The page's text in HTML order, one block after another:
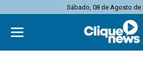
Sábado, 08 de Agosto de